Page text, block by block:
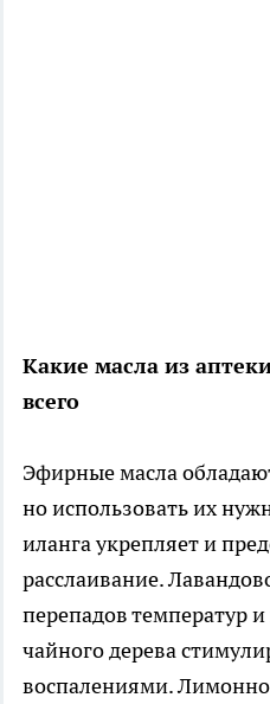
Какие масла из
всего
Эфирные масла
но использовать их
иланга укрепляет и
расслаивание.
перепадов температур
чайного дерева
воспалениями.